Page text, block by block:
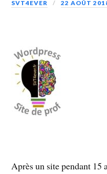
SVT4EVER 22 AOÛT
Après un site pendant 15